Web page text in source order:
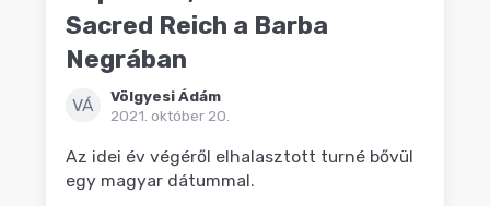
Sacred Reich a Barba
Negrában
VÁ
Völgyesi Ádám
2021. október 20.
Az idei év végéről elhalasztott turné bővül
egy magyar dátummal.